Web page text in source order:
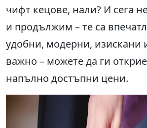
чифт кецове, нали? И сега
и продължим – те са
удобни, модерни, изискани
важно – можете да ги
напълно достъпни цени.